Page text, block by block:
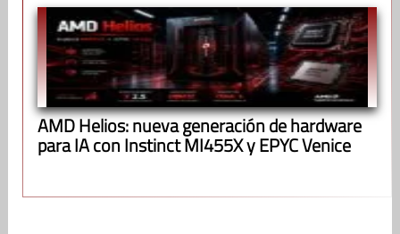
AMD Helios: nueva generación de hardware
para IA con Instinct MI455X y EPYC Venice